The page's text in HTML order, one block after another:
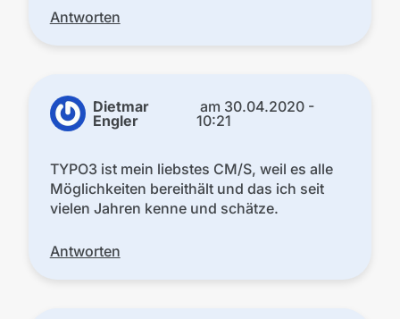
Antworten
Dietmar
Engler
am 30.04.2020 -
10:21
TYPO3 ist mein liebstes CM/S, weil es alle
Möglichkeiten bereithält und das ich seit
vielen Jahren kenne und schätze.
Antworten